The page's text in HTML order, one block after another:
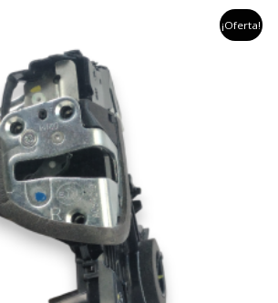
¡Oferta!
original
era:
$1,184,874.
actual
es:
$669,900.